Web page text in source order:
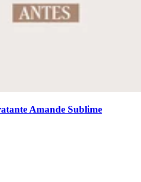
Amande Sublime